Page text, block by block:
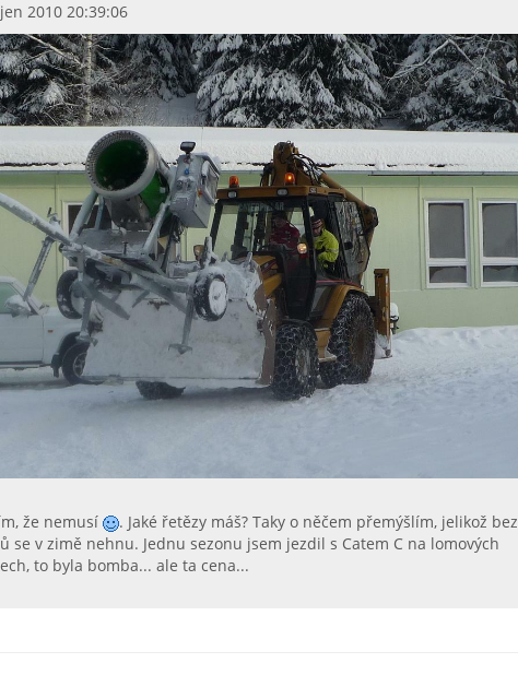
2010 20:39:06
že nemusí
. Jaké řetězy máš? Taky o něčem přemýšlím, jelikož bez
se v zimě nehnu. Jednu sezonu jsem jezdil s Catem C na lomových
to byla bomba... ale ta cena...